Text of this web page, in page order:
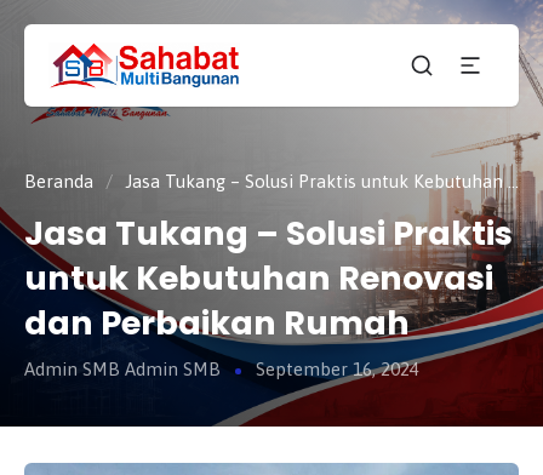
CV.
SAHABAT
MULTI
BANGUNAN
Sahabat
Pembangunan Anda
Beranda / Jasa Tukang – Solusi Praktis untuk Kebutuhan Renovasi dan Perbaikan Rumah
Jasa Tukang – Solusi Praktis
untuk Kebutuhan Renovasi
dan Perbaikan Rumah
Admin SMB Admin SMB September 16, 2024